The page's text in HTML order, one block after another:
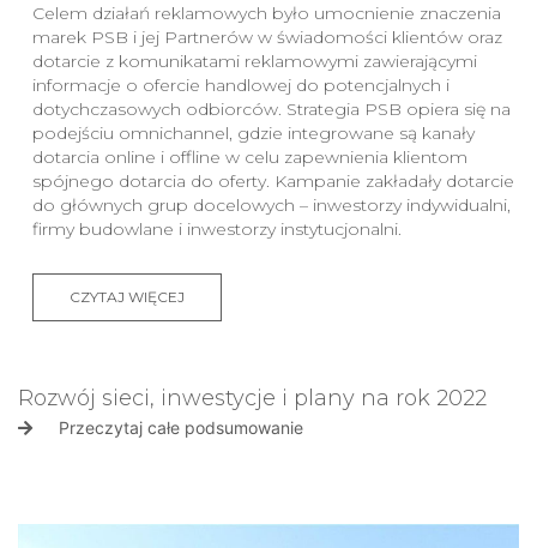
Celem działań reklamowych było umocnienie znaczenia
marek PSB i jej Partnerów w świadomości klientów oraz
dotarcie z komunikatami reklamowymi zawierającymi
informacje o ofercie handlowej do potencjalnych i
dotychczasowych odbiorców. Strategia PSB opiera się na
podejściu omnichannel, gdzie integrowane są kanały
dotarcia online i offline w celu zapewnienia klientom
spójnego dotarcia do oferty. Kampanie zakładały dotarcie
do głównych grup docelowych – inwestorzy indywidualni,
firmy budowlane i inwestorzy instytucjonalni.
CZYTAJ WIĘCEJ
Rozwój sieci, inwestycje i plany na rok 2022
Przeczytaj całe podsumowanie